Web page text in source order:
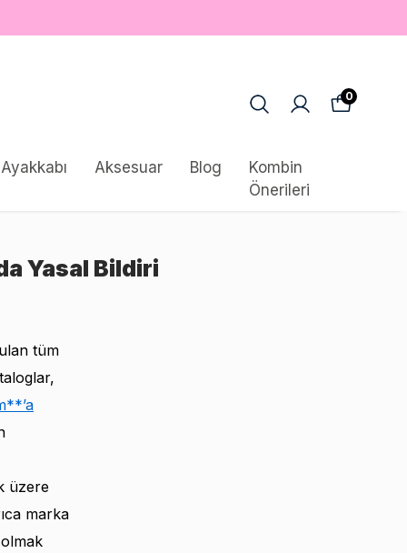
Ayakkabı Aksesuar Blog
Kombin
Önerileri
0
Yasal Bildiri
tüm
üzere
marka